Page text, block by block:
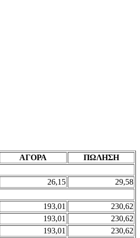
ΑΓΟΡΑ
ΠΩΛΗΣΗ
26,15
29,58
193,01
230,62
193,01
230,62
193,01
230,62